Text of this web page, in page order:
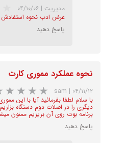
★★★★★
مدیریت | ۰۴/۱۰/۰۶
عرض ادب نحوه
پاسخ دهید
نحوه عملکرد مموری کارت
sam | ۰۴/۱۱/۱۲
با سلام لطفا بفرمائید آیا با این
دیگری را در اصلات دوم دستگاه
برنامه بوت روی آن بریزیم ممنون
پاسخ دهید